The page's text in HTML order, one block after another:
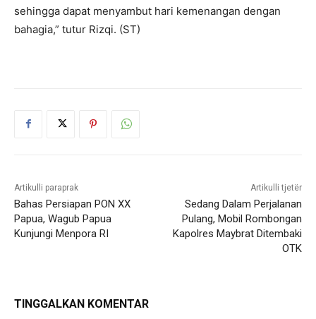
sehingga dapat menyambut hari kemenangan dengan
bahagia,” tutur Rizqi. (ST)
Artikulli paraprak
Bahas Persiapan PON XX
Papua, Wagub Papua
Kunjungi Menpora RI
Artikulli tjetër
Sedang Dalam Perjalanan
Pulang, Mobil Rombongan
Kapolres Maybrat Ditembaki
OTK
TINGGALKAN KOMENTAR